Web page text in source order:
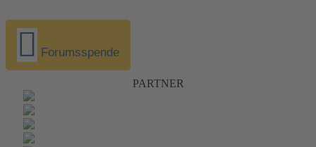
Forumsspende
PARTNER